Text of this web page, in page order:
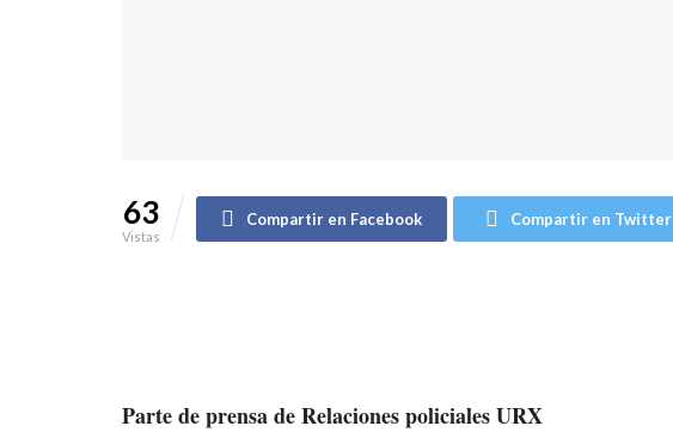
63
Vistas
Compartir en Facebook Compartir en Twitter
Parte de prensa de Relaciones policiales URX